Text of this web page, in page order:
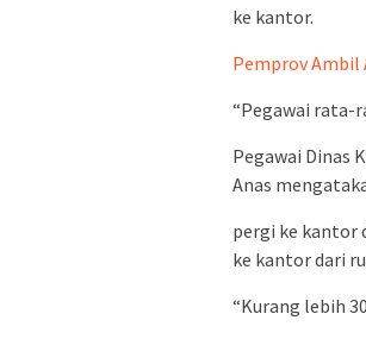
ke kantor.
Pemprov Ambil
“Pegawai rata-
Pegawai Dinas
Anas
pergi ke kantor
ke kantor dari
“Kurang lebih